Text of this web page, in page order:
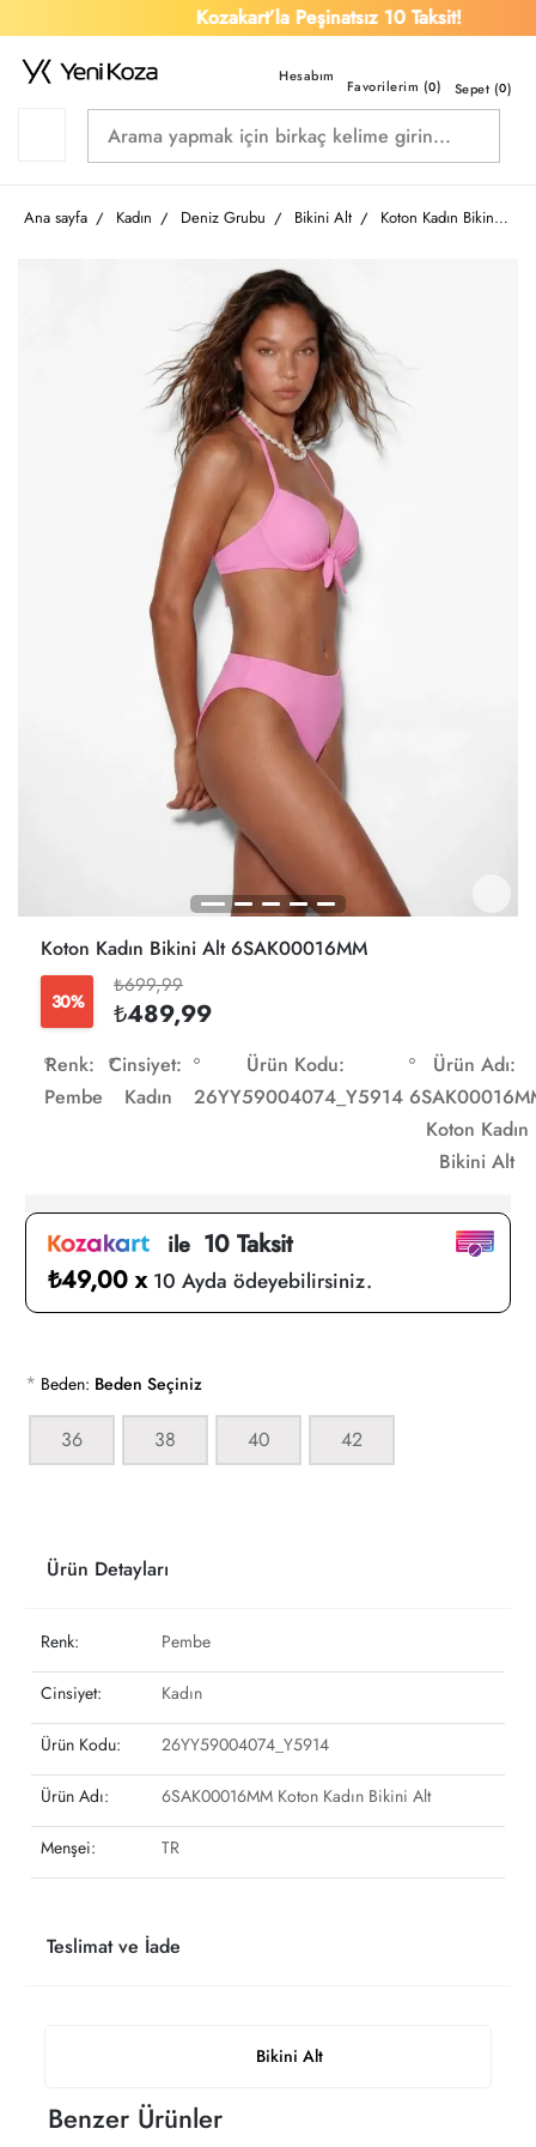
Kozakart’la Peşinatsız 10 Taksit!
Favorilerim (0) Sepet (0)
Ana sayfa Kadın Deniz Grubu Bikini Alt Koton Kadın Bikini Alt 6SAK00016MM
Koton Kadın Bikini Alt 6SAK00016MM
30%
₺699,99
₺489,99
Renk:
Pembe
Cinsiyet:
Kadın
Ürün Kodu:
26YY59004074_Y5914
Ürün Adı:
Koton Kadın
Bikini Alt
ile10 Taksit
₺49,00 x 10 Ayda ödeyebilirsiniz.
* Beden: Beden Seçiniz
36 38 40 42
Bikini Alt
Ürün Detayları
Renk: Pembe
Cinsiyet: Kadın
Ürün Kodu: 26YY59004074_Y5914
Ürün Adı: 6SAK00016MM Koton Kadın Bikini Alt
Menşei: TR
Teslimat ve İade
Benzer Ürünler